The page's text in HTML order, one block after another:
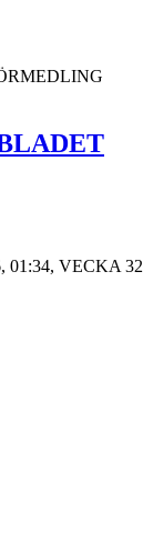
01:34, VECKA 32